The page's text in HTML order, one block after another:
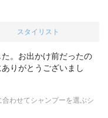
スタイリスト
。お出かけ前だったの
りがとうございまし
合わせてシャンプーを選ぶシ